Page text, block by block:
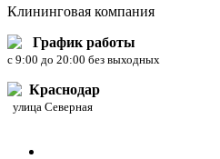
Клининговая компания
График работы
c 9:00 до 20:00 без выходных
Краснодар
улица Северная